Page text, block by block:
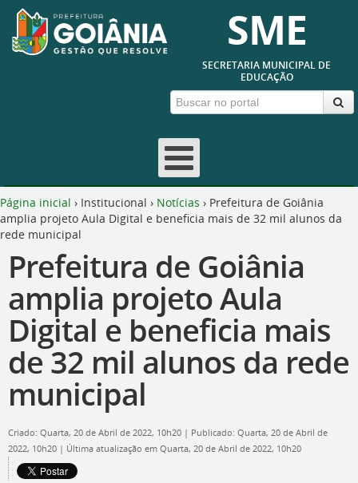
SME
SECRETARIA MUNICIPAL DE
EDUCAÇÃO
Página inicial › Institucional › Notícias › Prefeitura de Goiânia
amplia projeto Aula Digital e beneficia mais de 32 mil alunos da
rede municipal
Prefeitura de Goiânia
amplia projeto Aula
Digital e beneficia mais
de 32 mil alunos da rede
municipal
Criado: Quarta, 20 de Abril de 2022, 10h20 | Publicado: Quarta, 20 de Abril de
2022, 10h20 | Última atualização em Quarta, 20 de Abril de 2022, 10h20